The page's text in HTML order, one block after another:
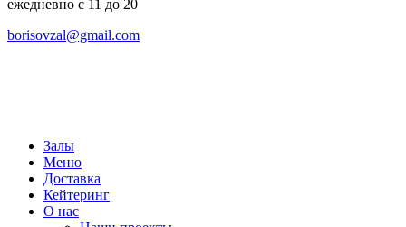
ежедневно с 11 до 20
borisovzal@gmail.com
Залы
Меню
Доставка
Кейтеринг
О нас